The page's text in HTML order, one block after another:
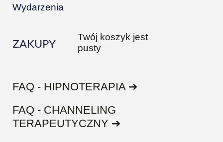
Wydarzenia
ZAKUPY
Twój koszyk jest
pusty
FAQ - HIPNOTERAPIA ➔
FAQ - CHANNELING
TERAPEUTYCZNY ➔